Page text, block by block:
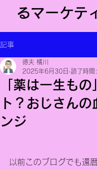
るマーケテ
記事
「薬は一生も
ト？おじさん
ンジ
徳夫 橘川
2025年6月30日 読了時間
以前このブログでも還